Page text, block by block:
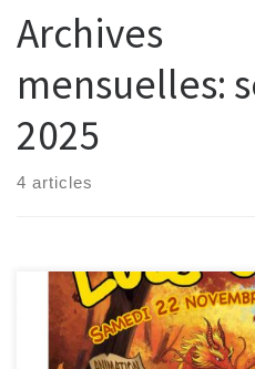
Archives
mensuelles:
2025
4 articles